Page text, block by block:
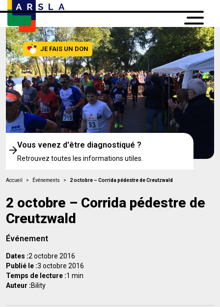
JE FAIS UN DON
Vous venez d'être diagnostiqué ?
Retrouvez toutes les informations utiles.
Accueil > Événements > 2 octobre – Corrida pédestre de Creutzwald
2 octobre – Corrida pédestre de
Creutzwald
Événement
Dates :2 octobre 2016
Publié le :3 octobre 2016
Temps de lecture :1 min
Auteur :Bility